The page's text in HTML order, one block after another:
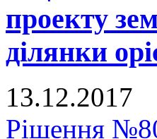
проекту
ділянки
13.12.2017
Рішення